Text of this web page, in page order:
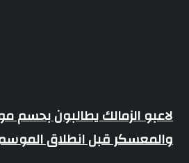
لاعبو الزمالك يطالبون بحسم
والمعسكر قبل انطلاق